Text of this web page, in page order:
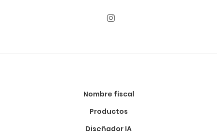
Nombre fiscal
Productos
Diseñador IA